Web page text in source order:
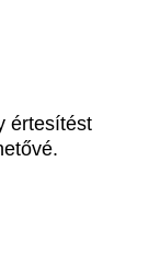
értesítést